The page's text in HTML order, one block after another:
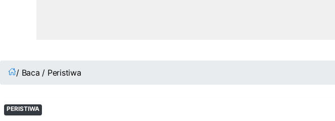
/ Baca / Peristiwa
PERISTIWA